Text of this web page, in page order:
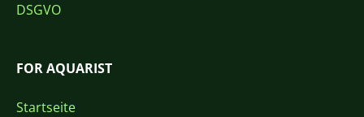
DSGVO
FOR AQUARIST
Startseite